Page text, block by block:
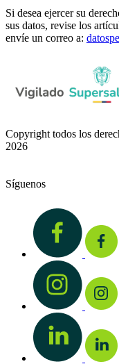
Si desea ejercer su
sus datos, revise los
envíe un correo a:
Copyright todos los
2026
Síguenos